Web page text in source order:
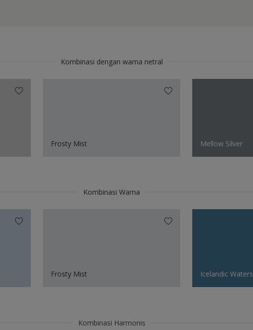
Kombinasi dengan warna netral
Frosty Mist Mellow Silver
Kombinasi Warna
Frosty Mist Icelandic Waters
Kombinasi Harmonis